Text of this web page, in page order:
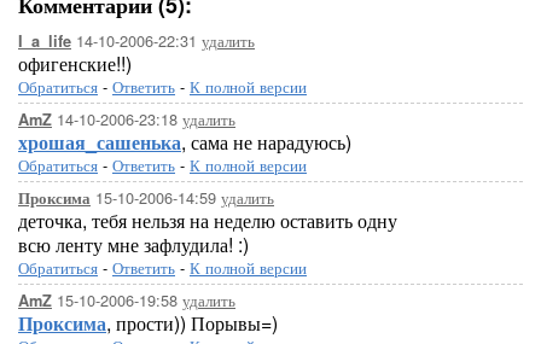
I_a_life 14-10-2006-22:31 удалить
офигенские!!)
Обратиться - Ответить - К полной версии
AmZ 14-10-2006-23:18 удалить
хрошая_сашенька, сама не нарадуюсь)
Обратиться - Ответить - К полной версии
Проксима 15-10-2006-14:59 удалить
деточка, тебя нельзя на неделю оставить одну
всю ленту мне зафлудила! :)
Обратиться - Ответить - К полной версии
AmZ 15-10-2006-19:58 удалить
Проксима, прости)) Порывы=)